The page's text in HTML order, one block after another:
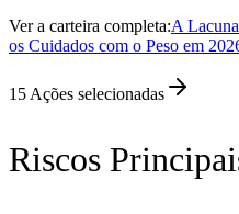
Ver a carteira completa:A
os Cuidados com o Peso em
15 Ações selecionadas
Riscos